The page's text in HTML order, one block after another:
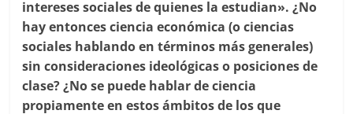
intereses sociales de quienes la estudian». ¿No
hay entonces ciencia económica (o ciencias
sociales hablando en términos más generales)
sin consideraciones ideológicas o posiciones de
clase? ¿No se puede hablar de ciencia
propiamente en estos ámbitos de los que